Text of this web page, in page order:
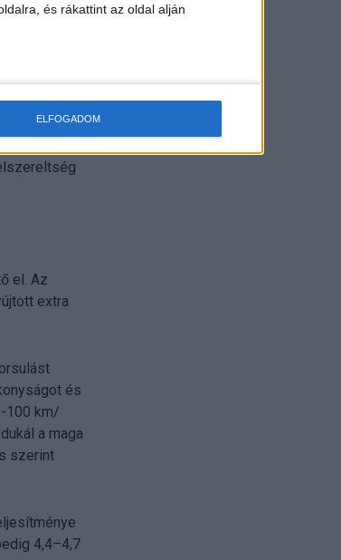
és rákattint az oldal alján
ELFOGADOM
amelyek
betétek
el. Az
extra
és
100 km/
a maga
szerint
4,4–4,7